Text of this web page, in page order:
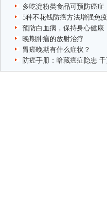
多吃淀粉类食品可预防癌症
5种不花钱防癌方法增强免
预防白血病，保持身心健康
晚期肿瘤的放射治疗
胃癌晚期有什么症状？
防癌手册：暗藏癌症隐患